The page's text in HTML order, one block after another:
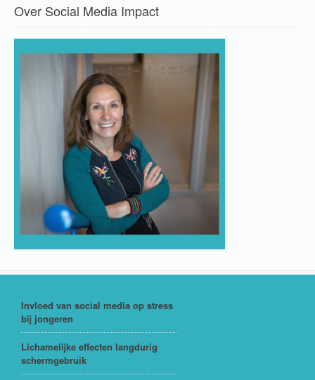
Over Social Media Impact
Invloed van social media op stress
bij jongeren
Lichamelijke effecten langdurig
schermgebruik